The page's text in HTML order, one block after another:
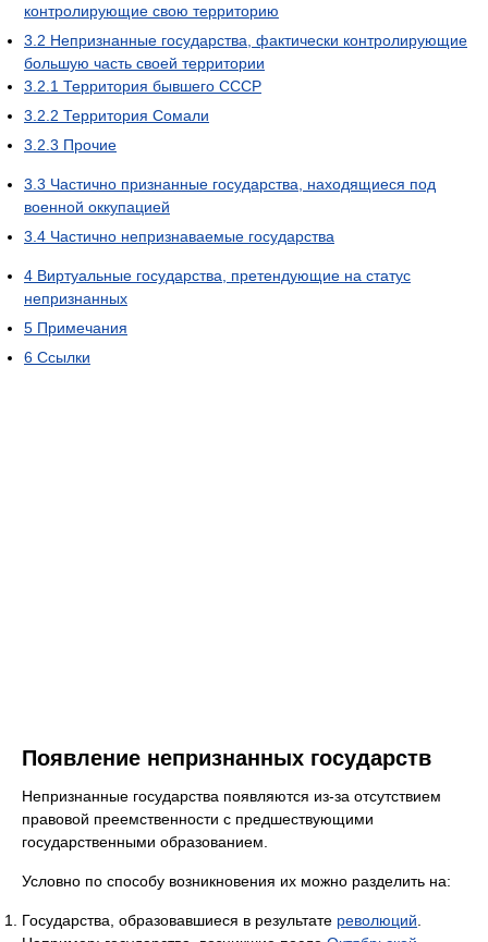
контролирующие свою территорию
3.2 Непризнанные государства, фактически контролирующие
большую часть своей территории
3.2.1 Территория бывшего СССР
3.2.2 Территория Сомали
3.2.3 Прочие
3.3 Частично признанные государства, находящиеся под
военной оккупацией
3.4 Частично непризнаваемые государства
4 Виртуальные государства, претендующие на статус
непризнанных
5 Примечания
6 Ссылки
Появление непризнанных государств
Непризнанные государства появляются из-за отсутствием
правовой преемственности с предшествующими
государственными образованием.
Условно по способу возникновения их можно разделить на:
Государства, образовавшиеся в результате революций